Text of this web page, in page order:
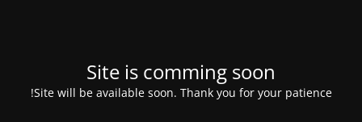
Site is comming soon
Site will be available soon. Thank you for your patience!